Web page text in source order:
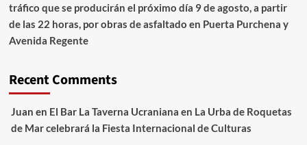
tráfico que se producirán el próximo día 9 de agosto, a partir
de las 22 horas, por obras de asfaltado en Puerta Purchena y
Avenida Regente
Recent Comments
Juan en El Bar La Taverna Ucraniana en La Urba de Roquetas
de Mar celebrará la Fiesta Internacional de Culturas